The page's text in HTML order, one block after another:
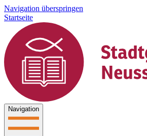
Navigation überspringen
Startseite
Navigation